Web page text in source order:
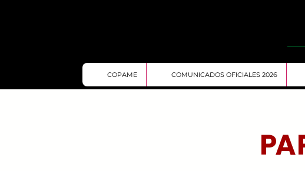
COPAME COMUNICADOS OFICIALES 2026